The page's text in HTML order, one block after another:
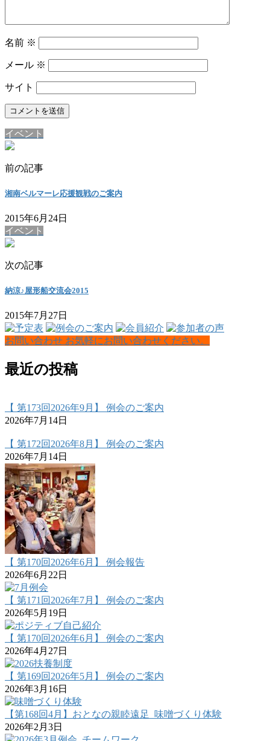
名前 ※
メール ※
サイト
イベント
前の記事
湘南ベルマーレ応援観戦のご案内
2015年6月24日
イベント
次の記事
納涼♪屋形船交流会2015
2015年7月27日
お問い合わせ お気軽にお問い合わせください。
最近の投稿
【 第173回2026年9月】 例会のご案内
2026年7月14日
【 第172回2026年8月】 例会のご案内
2026年7月14日
【 第170回2026年6月】 例会報告
2026年6月22日
【 第171回2026年7月】 例会のご案内
2026年5月19日
【 第170回2026年6月】 例会のご案内
2026年4月27日
【 第169回2026年5月】 例会のご案内
2026年3月16日
【第168回4月】おとなの親睦遠足_味噌づくり体験
2026年2月3日